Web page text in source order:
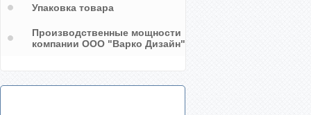
Упаковка товара
Производственные мощности
компании ООО "Варко Дизайн"